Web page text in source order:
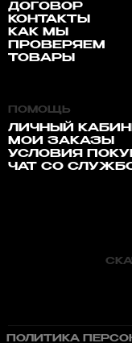
ДОГОВОР
КОНТАКТЫ
КАК МЫ
ПРОВЕРЯЕМ
ТОВАРЫ
ПОМОЩЬ
ЛИЧНЫЙ
МОИ ЗАКАЗЫ
УСЛОВИЯ
ЧАТ СО
ПОЛИТИКА